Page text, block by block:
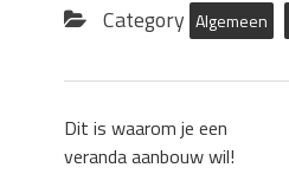
Category Algemeen
Dit is waarom je een
veranda aanbouw wil!